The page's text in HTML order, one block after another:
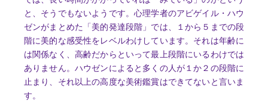
と、そうでもないようです。心理学者のアビゲイル・ハウ
ゼンがまとめた「美的発達段階」では、１から５までの段
階に美的な感受性をレベルわけしています。それは年齢に
は関係なく、高齢だからといって最上段階にいるわけでは
ありません。ハウゼンによると多くの人が１か２の段階に
止まり、それ以上の高度な美術鑑賞はできてないと言いま
す。